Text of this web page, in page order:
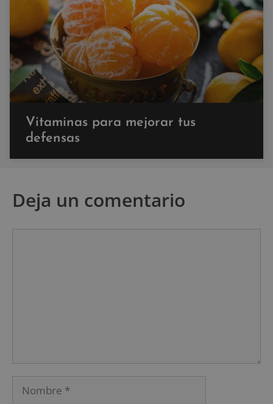
Vitaminas para mejorar tus
defensas
Deja un comentario